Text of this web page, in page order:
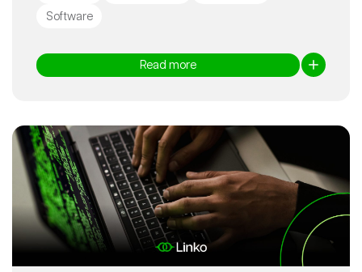
Software
Read more